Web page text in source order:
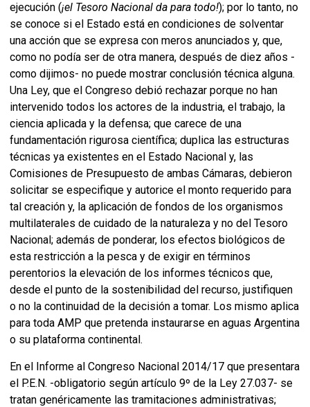
ejecución (¡el Tesoro Nacional da para todo!); por lo tanto, no
se conoce si el Estado está en condiciones de solventar
una acción que se expresa con meros anunciados y, que,
como no podía ser de otra manera, después de diez años -
como dijimos- no puede mostrar conclusión técnica alguna.
Una Ley, que el Congreso debió rechazar porque no han
intervenido todos los actores de la industria, el trabajo, la
ciencia aplicada y la defensa; que carece de una
fundamentación rigurosa científica; duplica las estructuras
técnicas ya existentes en el Estado Nacional y, las
Comisiones de Presupuesto de ambas Cámaras, debieron
solicitar se especifique y autorice el monto requerido para
tal creación y, la aplicación de fondos de los organismos
multilaterales de cuidado de la naturaleza y no del Tesoro
Nacional; además de ponderar, los efectos biológicos de
esta restricción a la pesca y de exigir en términos
perentorios la elevación de los informes técnicos que,
desde el punto de la sostenibilidad del recurso, justifiquen
o no la continuidad de la decisión a tomar. Los mismo aplica
para toda AMP que pretenda instaurarse en aguas Argentina
o su plataforma continental.
En el Informe al Congreso Nacional 2014/17 que presentara
el P.E.N. -obligatorio según artículo 9º de la Ley 27.037- se
tratan genéricamente las tramitaciones administrativas;